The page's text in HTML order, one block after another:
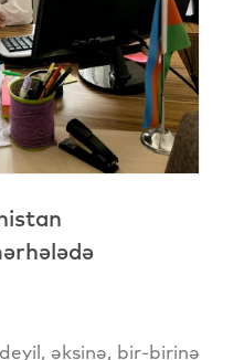
əksinə, bir-birinə